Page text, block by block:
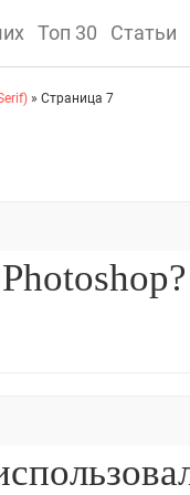
Топ 30 Статьи
» Страница 7